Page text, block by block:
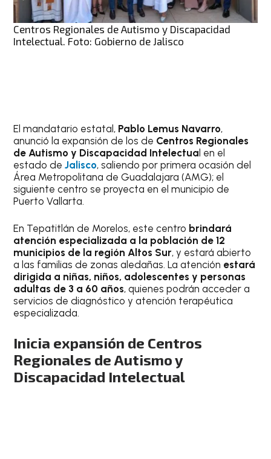
Centros Regionales de Autismo y Discapacidad
Intelectual. Foto: Gobierno de Jalisco
El mandatario estatal, Pablo Lemus Navarro,
anunció la expansión de los de Centros Regionales
de Autismo y Discapacidad Intelectual en el
estado deJalisco, saliendo por primera ocasión del
Área Metropolitana de Guadalajara (AMG); el
siguiente centro se proyecta en el municipio de
Puerto Vallarta.
En Tepatitlán de Morelos, este centro brindará
atención especializada a la población de 12
municipios de la región Altos Sur, y estará abierto
a las familias de zonas aledañas. La atención estará
dirigida a niñas, niños, adolescentes y personas
adultas de 3 a 60 años, quienes podrán acceder a
servicios de diagnóstico y atención terapéutica
especializada.
Inicia expansión de Centros
Regionales de Autismo y
Discapacidad Intelectual